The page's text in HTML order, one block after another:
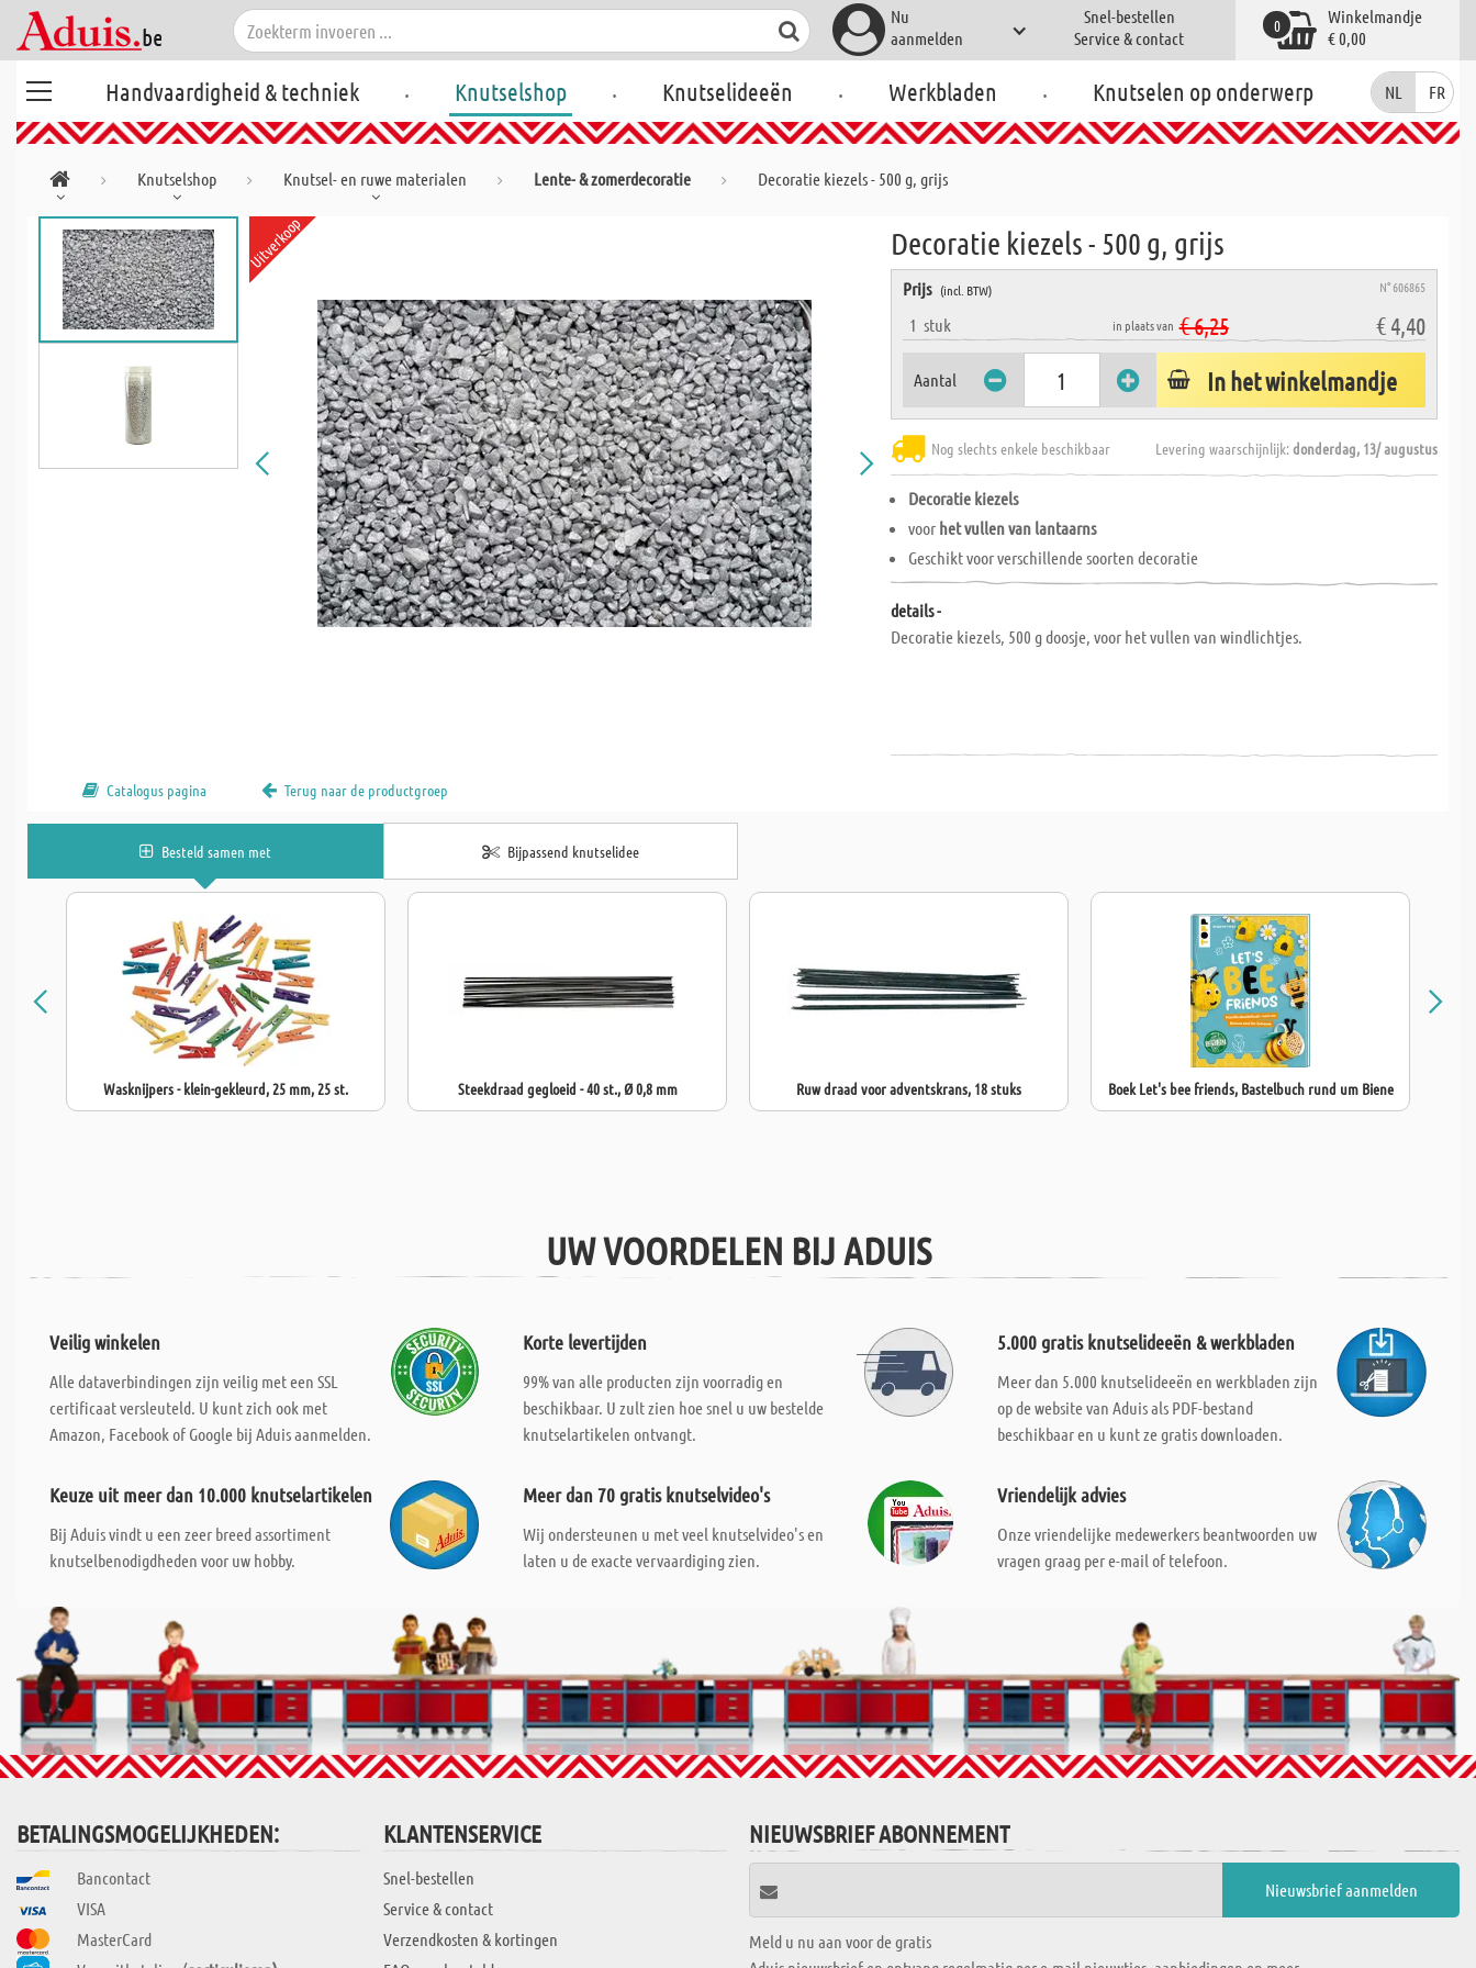
Nu
aanmelden
Snel-bestellen
Service & contact
Winkelmandje
€ 0,00
0
Handvaardigheid & techniek . Knutselshop . Knutselideeën . Werkbladen . Knutselen op onderwerp NL FR
Knutselshop Knutsel- en ruwe materialen Lente- & zomerdecoratie Decoratie kiezels - 500 g, grijs
Uitverkoop Decoratie kiezels - 500 g, grijs
Prijs (incl. BTW) N° 606865
1stuk in plaats van € 6,25 € 4,40
Aantal In het winkelmandje
Nog slechts enkele beschikbaar Levering waarschijnlijk:donderdag, 13/ augustus
Decoratie kiezels
voor het vullen van lantaarns
Geschikt voor verschillende soorten decoratie
details -
Decoratie kiezels, 500 g doosje, voor het vullen van windlichtjes.
Catalogus pagina Terug naar de productgroep
Besteld samen met Bijpassend knutselidee
Wasknijpers - klein-gekleurd, 25 mm, 25 st. Steekdraad gegloeid - 40 st., Ø 0,8 mm Ruw draad voor adventskrans, 18 stuks Boek Let's bee friends, Bastelbuch rund um Biene
UW VOORDELEN BIJ ADUIS
Veilig winkelen
Alle dataverbindingen zijn veilig met een SSL
certificaat versleuteld. U kunt zich ook met
Amazon, Facebook of Google bij Aduis aanmelden.
Korte levertijden
99% van alle producten zijn voorradig en
beschikbaar. U zult zien hoe snel u uw bestelde
knutselartikelen ontvangt.
5.000 gratis knutselideeën & werkbladen
Meer dan 5.000 knutselideeën en werkbladen zijn
op de website van Aduis als PDF-bestand
beschikbaar en u kunt ze gratis downloaden.
Keuze uit meer dan 10.000 knutselartikelen
Bij Aduis vindt u een zeer breed assortiment
knutselbenodigdheden voor uw hobby.
Meer dan 70 gratis knutselvideo's
Wij ondersteunen u met veel knutselvideo's en
laten u de exacte vervaardiging zien.
Vriendelijk advies
Onze vriendelijke medewerkers beantwoorden uw
vragen graag per e-mail of telefoon.
BETALINGSMOGELIJKHEDEN:
Bancontact
VISA
MasterCard
KLANTENSERVICE
Snel-bestellen
Service & contact
Verzendkosten & kortingen
NIEUWSBRIEF ABONNEMENT
Meld u nu aan voor de gratis